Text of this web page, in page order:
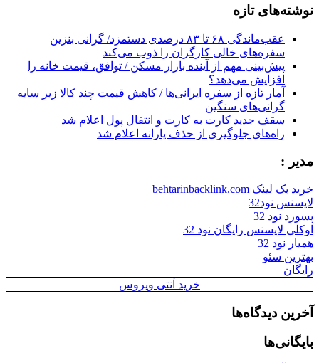
نوشته‌های تازه
عقب‌ماندگی ۶۸ تا ۸۳ درصدی دستمزد/ گرانی بنزین
سفره‌های خالی کارگران را ذوب می‌کند
پیش‌بینی مهم از آینده بازار مسکن / توافق، قیمت خانه را
افزایش می‌دهد؟
آمار تازه از سفره ایرانی‌ها / کاهش قیمت چند کالا زیر سایه
گرانی‌های سنگین
سقف جدید کارت به کارت و انتقال پول اعلام شد
راه‌های جلوگیری از حذف یارانه اعلام شد
مدیر :
خرید بک لینک behtarinbacklink.com
لایسنس نود32
پسورد نود 32
اوکلی لایسنس رایگان نود 32
همیار نود 32
بهترین سئو
رایگان
خرید آنتی ویروس
آخرین دیدگاه‌ها
بایگانی‌ها